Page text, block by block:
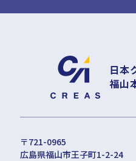
企業理念 グループ概要
日本
福山
〒721-0965
広島県福山市王子町1-2-24